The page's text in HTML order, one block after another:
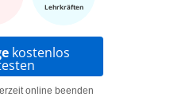
Lehrkräften
kostenlos
online beenden